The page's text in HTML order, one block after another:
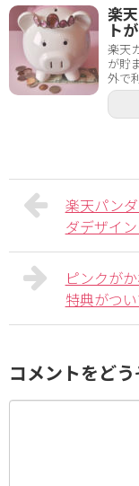
楽
ト
楽天
が貯
外で
楽天パン
ダデザイ
ピンクが
特典がつ
コメントをどう